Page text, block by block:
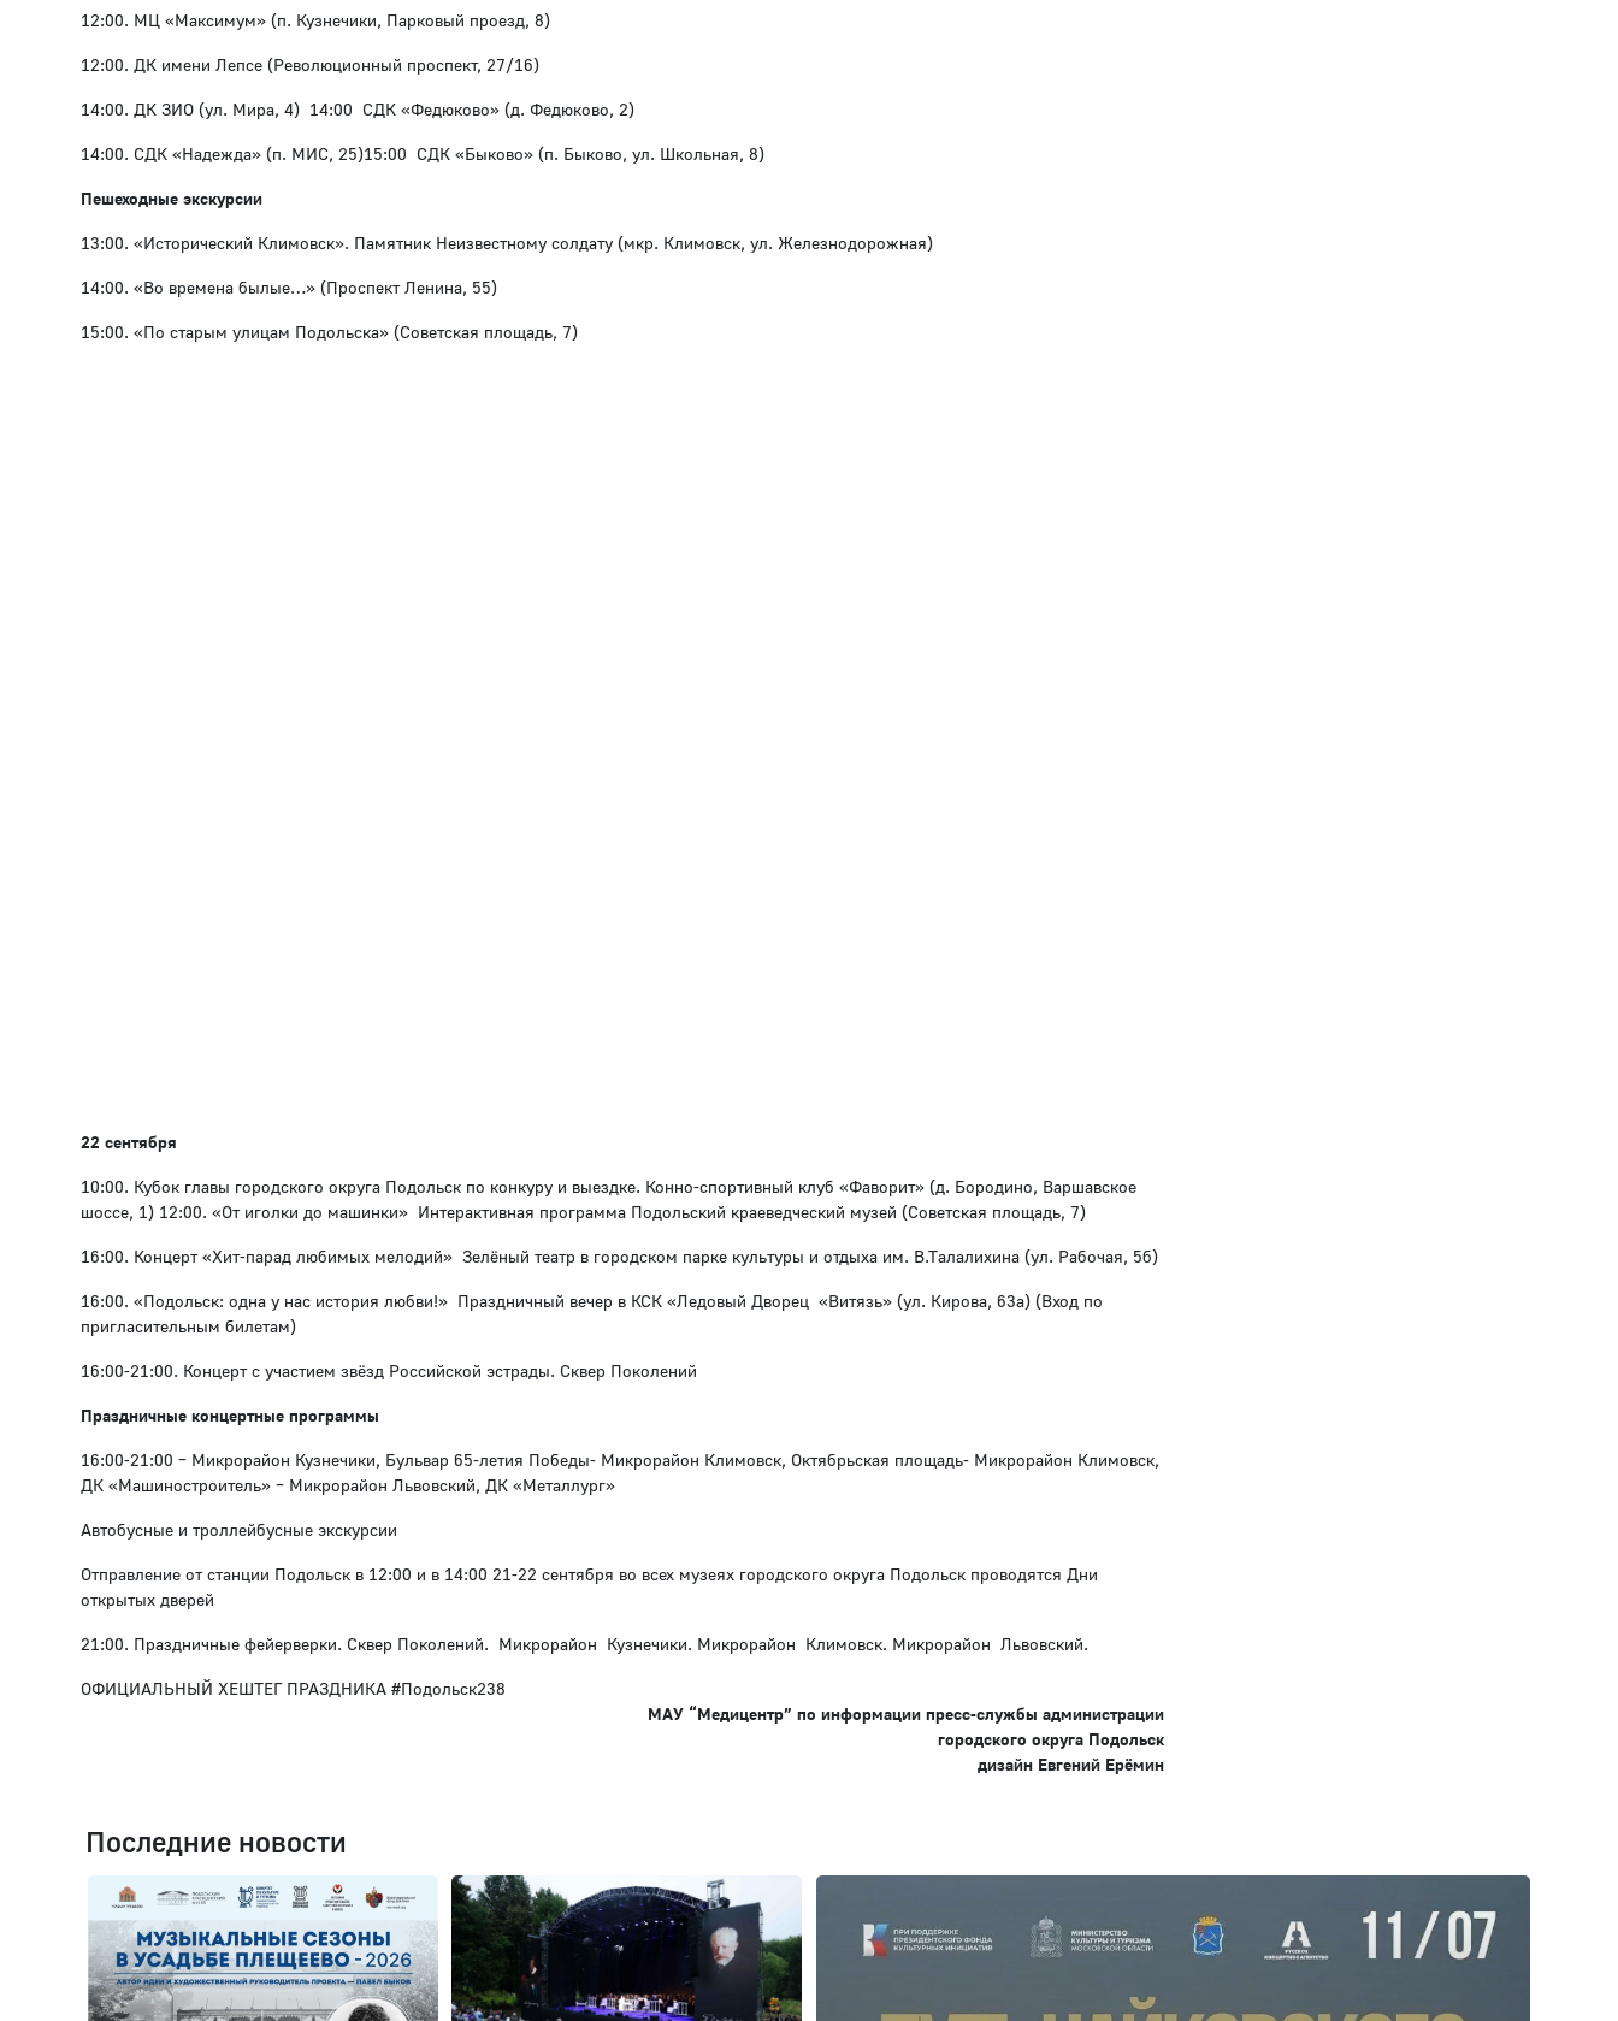
12:00. МЦ «Максимум» (п. Кузнечики, Парковый проезд, 8)
12:00. ДК имени Лепсе (Революционный проспект, 27/16)
14:00. ДК ЗИО (ул. Мира, 4) 14:00 СДК «Федюково» (д. Федюково, 2)
14:00. СДК «Надежда» (п. МИС, 25)15:00 СДК «Быково» (п. Быково, ул. Школьная, 8)
Пешеходные экскурсии
13:00. «Исторический Климовск». Памятник Неизвестному солдату (мкр. Климовск, ул. Железнодорожная)
14:00. «Во времена былые…» (Проспект Ленина, 55)
15:00. «По старым улицам Подольска» (Советская площадь, 7)
22 сентября
10:00. Кубок главы городского округа Подольск по конкуру и выездке. Конно-спортивный клуб «Фаворит» (д. Бородино, Варшавское
шоссе, 1) 12:00. «От иголки до машинки» Интерактивная программа Подольский краеведческий музей (Советская площадь, 7)
16:00. Концерт «Хит-парад любимых мелодий» Зелёный театр в городском парке культуры и отдыха им. В.Талалихина (ул. Рабочая, 5б)
16:00. «Подольск: одна у нас история любви!» Праздничный вечер в КСК «Ледовый Дворец «Витязь» (ул. Кирова, 63а) (Вход по
пригласительным билетам)
16:00-21:00. Концерт с участием звёзд Российской эстрады. Сквер Поколений
Праздничные концертные программы
16:00-21:00 – Микрорайон Кузнечики, Бульвар 65-летия Победы- Микрорайон Климовск, Октябрьская площадь- Микрорайон Климовск,
ДК «Машиностроитель» – Микрорайон Львовский, ДК «Металлург»
Автобусные и троллейбусные экскурсии
Отправление от станции Подольск в 12:00 и в 14:00 21-22 сентября во всех музеях городского округа Подольск проводятся Дни
открытых дверей
21:00. Праздничные фейерверки. Сквер Поколений. Микрорайон Кузнечики. Микрорайон Климовск. Микрорайон Львовский.
ОФИЦИАЛЬНЫЙ ХЕШТЕГ ПРАЗДНИКА #Подольск238
МАУ “Медицентр” по информации пресс-службы администрации
городского округа Подольск
дизайн Евгений Ерёмин
Последние новости